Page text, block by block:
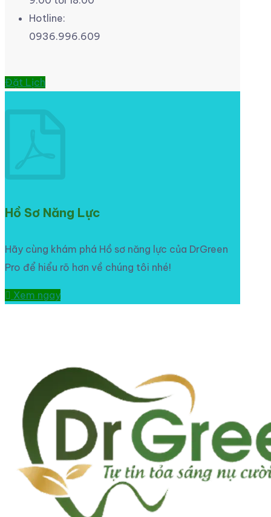
Hotline:
0936.996.609
Đặt Lịch
Hồ Sơ Năng Lực
Hãy cùng khám phá Hồ sơ năng lực của DrGreen
Pro để hiểu rõ hơn về chúng tôi nhé!
Xem ngay